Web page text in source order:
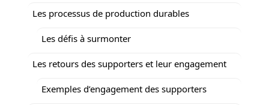
Les processus de production durables
Les défis à surmonter
Les retours des supporters et leur engagement
Exemples d’engagement des supporters